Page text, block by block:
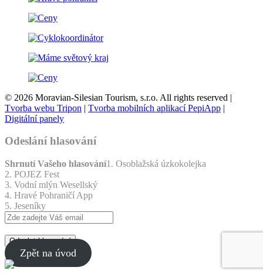
© 2026 Moravian-Silesian Tourism, s.r.o. All rights reserved |
Tvorba webu Tripon | Tvorba mobilních aplikací PepiApp |
Digitální panely
Odeslání hlasování
Shrnutí Vašeho hlasování1. Osoblažská úzkokolejka
2. POJEZ Fest
3. Vodní mlýn Wesellský
4. Hravé Pohraničí App
5. Jeseníky
Odeslat hlasování
Zpět na úvod